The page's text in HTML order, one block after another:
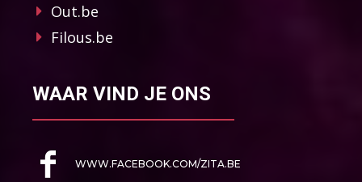
Out.be
Filous.be
WAAR VIND JE ONS
WWW.FACEBOOK.COM/ZITA.BE